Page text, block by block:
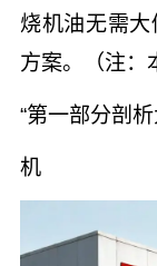
烧机油无需
方案。（注：
“第一部分剖
机